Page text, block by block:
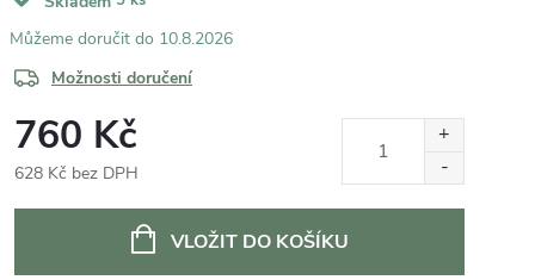
10.8.2026
Možnosti doručení
760 Kč
628 Kč bez DPH
VLOŽIT DO KOŠÍKU